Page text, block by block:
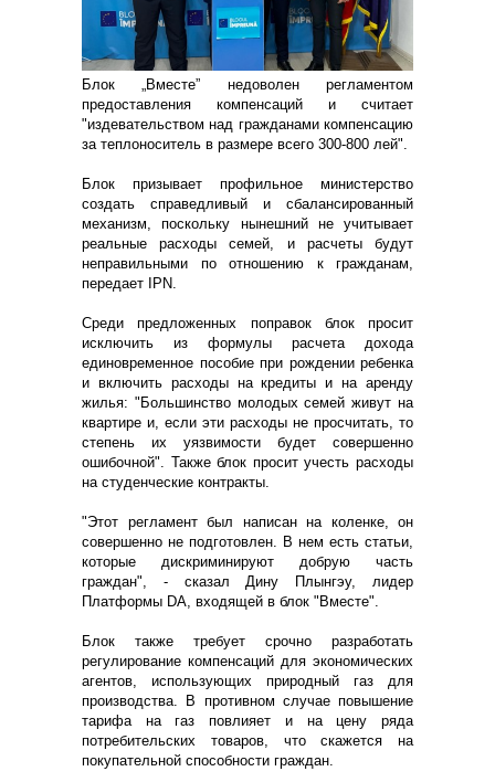
Блок „Вместе” недоволен регламентом
предоставления компенсаций и считает
"издевательством над гражданами компенсацию
за теплоноситель в размере всего 300-800 лей".
Блок призывает профильное министерство
создать справедливый и сбалансированный
механизм, поскольку нынешний не учитывает
реальные расходы семей, и расчеты будут
неправильными по отношению к гражданам,
передает IPN.
Среди предложенных поправок блок просит
исключить из формулы расчета дохода
единовременное пособие при рождении ребенка
и включить расходы на кредиты и на аренду
жилья: "Большинство молодых семей живут на
квартире и, если эти расходы не просчитать, то
степень их уязвимости будет совершенно
ошибочной". Также блок просит учесть расходы
на студенческие контракты.
"Этот регламент был написан на коленке, он
совершенно не подготовлен. В нем есть статьи,
которые дискриминируют добрую часть
граждан", - сказал Дину Плынгэу, лидер
Платформы DA, входящей в блок "Вместе".
Блок также требует срочно разработать
регулирование компенсаций для экономических
агентов, использующих природный газ для
производства. В противном случае повышение
тарифа на газ повлияет и на цену ряда
потребительских товаров, что скажется на
покупательной способности граждан.